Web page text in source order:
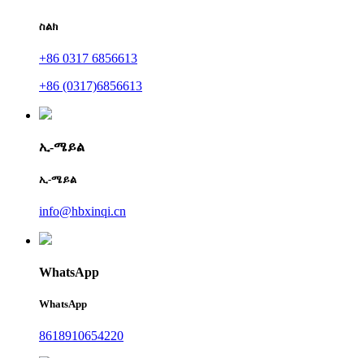
ስልክ
+86 0317 6856613
+86 (0317)6856613
ኢ-ሜይል
ኢ-ሜይል
info@hbxinqi.cn
WhatsApp
WhatsApp
8618910654220